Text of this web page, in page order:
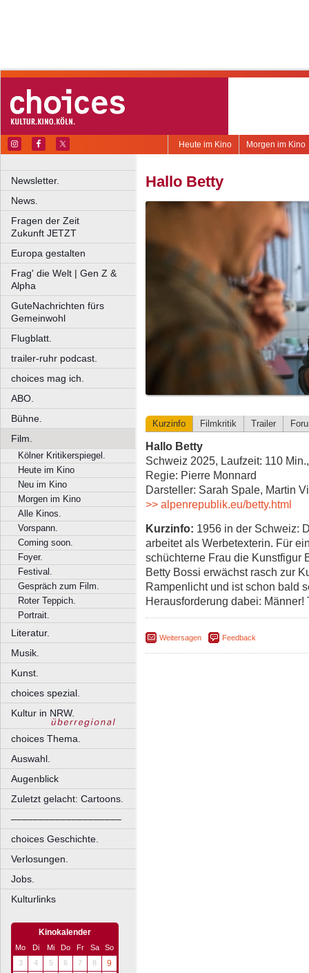
Morgen im Kino
Heute im Kino
Newsletter.
News.
Fragen der Zeit
Zukunft JETZT
Europa gestalten
Frag' die Welt | Gen Z &
Alpha
GuteNachrichten fürs
Gemeinwohl
Flugblatt.
trailer-ruhr podcast.
choices mag ich.
ABO.
Bühne.
Film.
Kölner Kritikerspiegel.
Heute im Kino
Neu im Kino
Morgen im Kino
Alle Kinos.
Vorspann.
Coming soon.
Foyer.
Festival.
Gespräch zum Film.
Roter Teppich.
Portrait.
Literatur.
Musik.
Kunst.
choices spezial.
Kultur in NRW.
choices Thema.
Auswahl.
Augenblick
Zuletzt gelacht: Cartoons.
––––––––––––––––––––
choices Geschichte.
Verlosungen.
Jobs.
Kulturlinks
Kinokalender
Mo Di Mi Do Fr Sa
So
3
4 5 6 7 8
9
Hallo Betty
Kurzinfo Filmkritik Trailer
Hallo Betty
Schweiz 2025, Laufzeit: 110
Regie: Pierre Monnard
Darsteller: Sarah Spale, Martin
>> alpenrepublik.eu/betty.html
Kurzinfo: 1956 in der Schweiz:
arbeitet als Werbetexterin. Für
schüchterne Frau die Kunstfigur
Betty Bossi erwächst rasch zur
Rampenlicht und ist schon bald
Herausforderung dabei:
Weitersagen Feedback